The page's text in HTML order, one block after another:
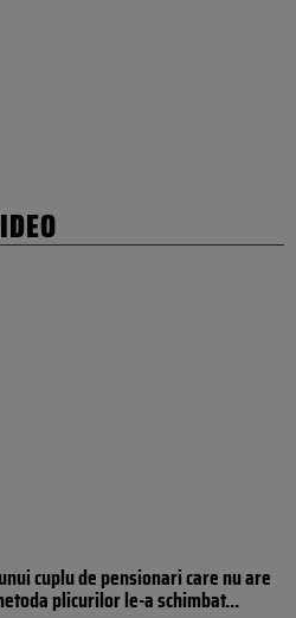
cuplu de pensionari care nu are
plicurilor le-a schimbat...